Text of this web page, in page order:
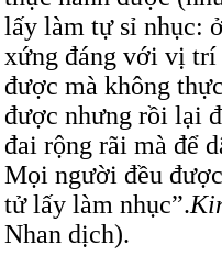
lấy làm tự sỉ nhục:
xứng đáng với vị trí
được mà không
được nhưng rồi lại
đai rộng rãi mà để
Mọi người đều
tử lấy làm nhục”.
Nhan dịch).